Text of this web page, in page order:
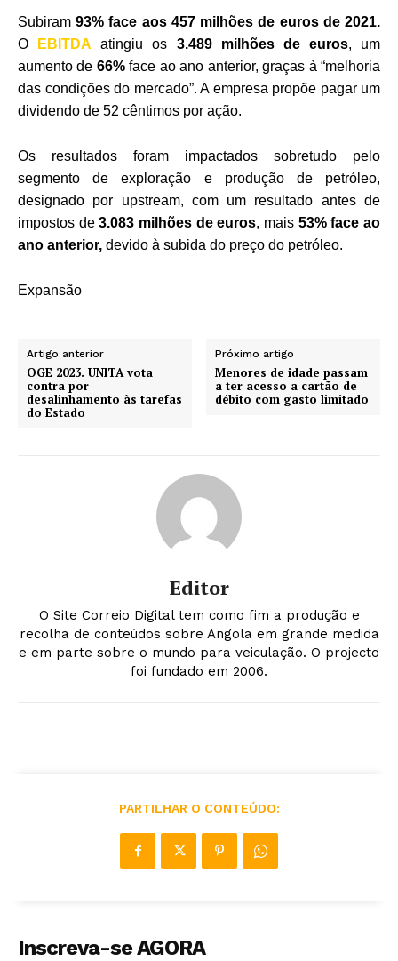
Subiram93% face aos 457 milhões de euros de 2021.
O
EBITDA atingiu os 3.489 milhões de euros, um
aumento de 66%face ao ano anterior, graças à “melhoria
das condições do mercado”. A empresa propõe pagar um
dividendo de 52 cêntimos por ação.
Os resultados foram impactados sobretudo pelo
segmento de exploração e produção de petróleo,
designado por upstream, com um resultado antes de
impostos de3.083 milhões de euros, mais 53% face ao
ano anterior, devido à subida do preço do petróleo.
Expansão
Artigo anterior
OGE 2023. UNITA vota
contra por
desalinhamento às tarefas
do Estado
Próximo artigo
Menores de idade passam
a ter acesso a cartão de
débito com gasto limitado
Editor
O Site Correio Digital tem como fim a produção e
recolha de conteúdos sobre Angola em grande medida
e em parte sobre o mundo para veiculação. O projecto
foi fundado em 2006.
PARTILHAR O CONTEÚDO:
Inscreva-se AGORA